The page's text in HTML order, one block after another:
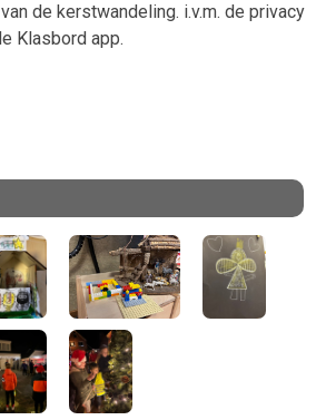
de kerstwandeling. i.v.m. de privacy
Klasbord app.